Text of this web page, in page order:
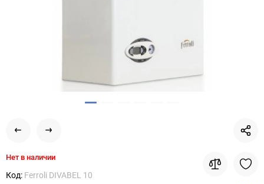
Нет в наличии
Код: Ferroli DIVABEL 10